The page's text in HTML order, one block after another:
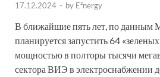
17.12.2024 - by E²nergy
В ближайшие пять лет, по данным
планируется запустить 64
мощностью в полторы тысячи
сектора ВИЭ в электроснабжении